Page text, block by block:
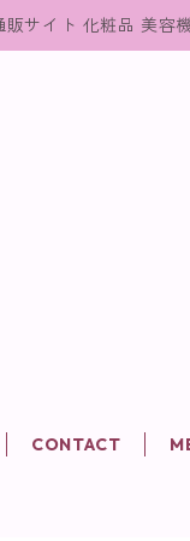
販サイト 化粧品 美容
CONTACT